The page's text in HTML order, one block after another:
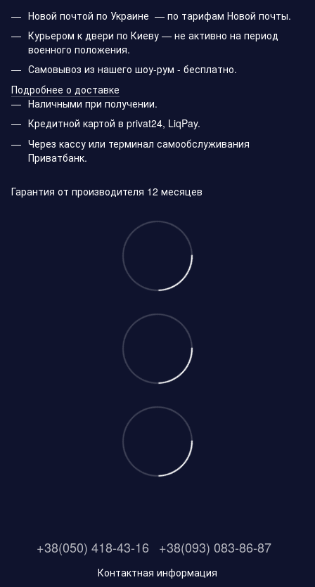
Новой почтой по Украине — по тарифам Новой почты.
Курьером к двери по Киеву — не активно на период
военного положения.
Самовывоз из нашего шоу-рум - бесплатно.
Подробнее о доставке
Наличными при получении.
Кредитной картой в privat24, LiqPay.
Через кассу или терминал самообслуживания
Приватбанк.
Гарантия от производителя 12 месяцев
+38(050) 418-43-16 +38(093) 083-86-87
Контактная информация